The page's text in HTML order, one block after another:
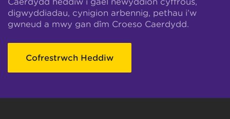
digwyddiadau, cynigion arbennig, pethau i’w
gwneud a mwy gan dîm Croeso Caerdydd.
Cofrestrwch Heddiw